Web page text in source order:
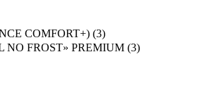
COMFORT+) (3)
NO FROST» PREMIUM (3)